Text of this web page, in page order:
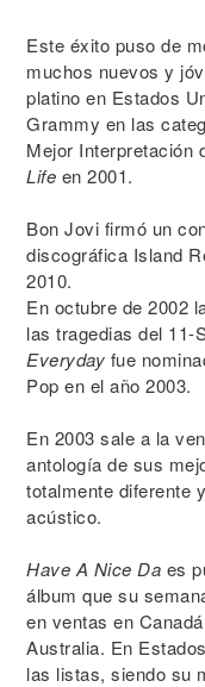
Este éxito puso de
muchos nuevos y
platino en Estados
Grammy en las
Mejor Interpretación
Life en 2001.
Bon Jovi firmó un
discográfica Island
2010.
En octubre de 2002
las tragedias del 11-
Everyday fue
Pop en el año 2003.
En 2003 sale a la
antología de sus
totalmente diferente
acústico.
Have A Nice Da es
álbum que su
en ventas en
Australia. En
las listas, siendo su